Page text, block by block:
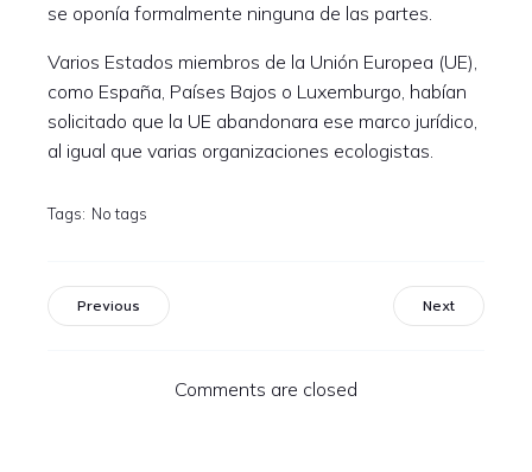
se oponía formalmente ninguna de las partes.
Varios Estados miembros de la Unión Europea (UE),
como España, Países Bajos o Luxemburgo, habían
solicitado que la UE abandonara ese marco jurídico,
al igual que varias organizaciones ecologistas.
Tags: No tags
Previous Next
Comments are closed